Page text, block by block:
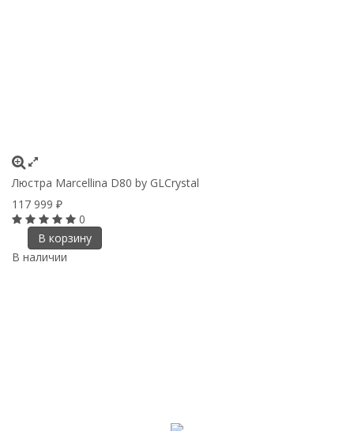
Люстра Marcellina D80 by GLCrystal
117 999 ₽
0
В корзину
В наличии